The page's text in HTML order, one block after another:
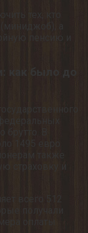
тех, кто
а
пенсию и
как было до
В
1495 евро
также
всего 512
получали
оплаты